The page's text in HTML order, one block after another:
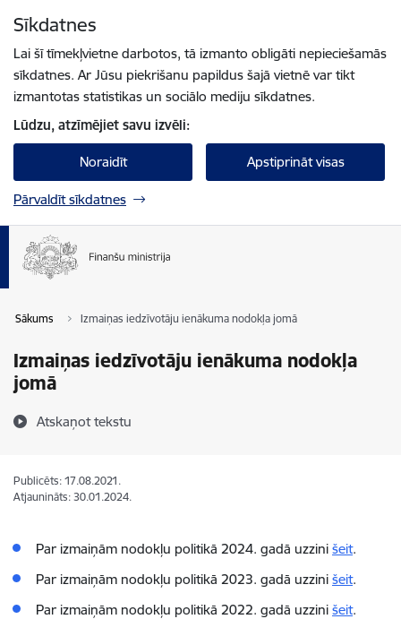
Sīkdatnes
Lai šī tīmekļvietne darbotos, tā izmanto obligāti nepieciešamās
sīkdatnes. Ar Jūsu piekrišanu papildus šajā vietnē var tikt
izmantotas statistikas un sociālo mediju sīkdatnes.
Lūdzu, atzīmējiet savu izvēli:
Noraidīt Apstiprināt visas
Pārvaldīt sīkdatnes
Sākums Izmaiņas iedzīvotāju ienākuma nodokļa jomā
Izmaiņas iedzīvotāju ienākuma nodokļa
jomā
Atskaņot tekstu
Publicēts: 17.08.2021.
Atjaunināts: 30.01.2024.
Par izmaiņām nodokļu politikā 2024. gadā uzzini šeit.
Par izmaiņām nodokļu politikā 2023. gadā uzzini šeit.
Par izmaiņām nodokļu politikā 2022. gadā uzzini šeit.